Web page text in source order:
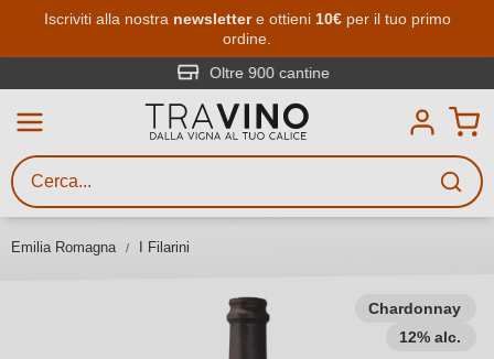
Passa al contenuto principale
Iscriviti alla nostra newslettere ottieni 10€per il tuo primo
ordine.
Oltre 900 cantine
Emilia Romagna I Filarini
Chardonnay
12% alc.
Ricerca vini
Inserisci almeno 3 caratteri
gusto, occasione, nome del vino,
vitigno, regione, cantina o altri